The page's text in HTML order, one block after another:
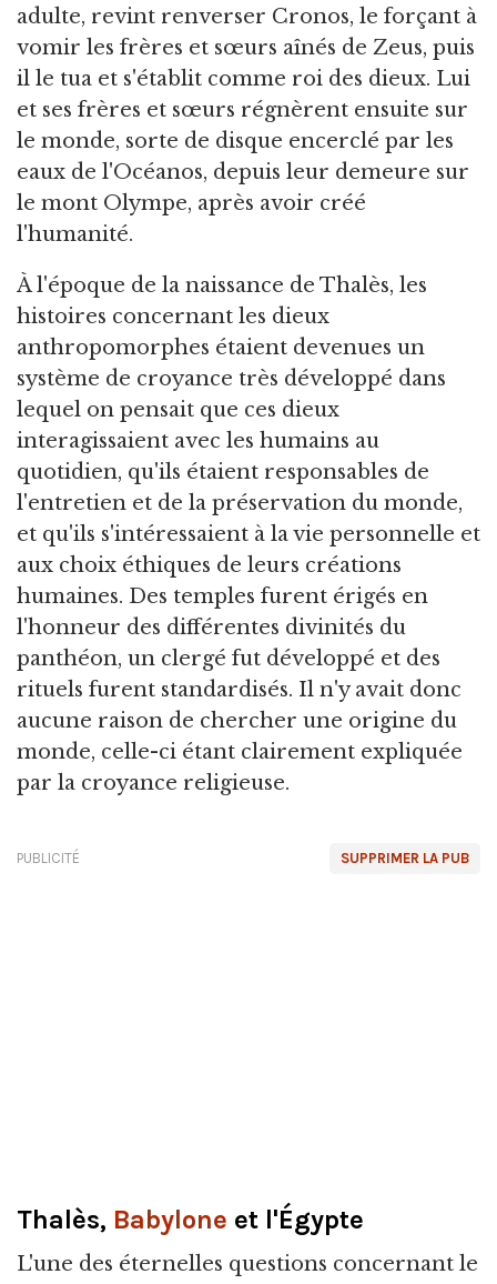
adulte, revint renverser Cronos, le forçant à
vomir les frères et sœurs aînés de Zeus, puis
il le tua et s'établit comme roi des dieux. Lui
et ses frères et sœurs régnèrent ensuite sur
le monde, sorte de disque encerclé par les
eaux de l'Océanos, depuis leur demeure sur
le mont Olympe, après avoir créé
l'humanité.
À l'époque de la naissance de Thalès, les
histoires concernant les dieux
anthropomorphes étaient devenues un
système de croyance très développé dans
lequel on pensait que ces dieux
interagissaient avec les humains au
quotidien, qu'ils étaient responsables de
l'entretien et de la préservation du monde,
et qu'ils s'intéressaient à la vie personnelle et
aux choix éthiques de leurs créations
humaines. Des temples furent érigés en
l'honneur des différentes divinités du
panthéon, un clergé fut développé et des
rituels furent standardisés. Il n'y avait donc
aucune raison de chercher une origine du
monde, celle-ci étant clairement expliquée
par la croyance religieuse.
SUPPRIMER LA PUB
PUBLICITÉ
Thalès, Babylone et l'Égypte
L'une des éternelles questions concernant le